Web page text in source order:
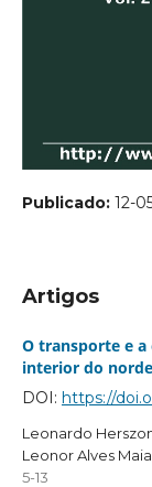
Publicado: 12-
Artigos
O transporte e a
interior do
DOI: https://
Leonardo
Leonor Alves
5-13